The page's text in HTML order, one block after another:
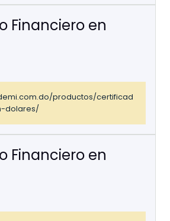
Financiero en
productos/certificad
dolares/
Financiero en